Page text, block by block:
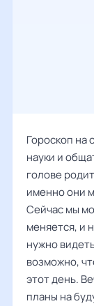
Гороскоп на
науки и
голове
именно они
Сейчас мы
меняется, и
нужно
возможно,
этот день.
планы на